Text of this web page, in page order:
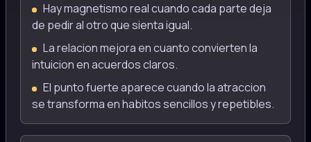
Hay magnetismo real cuando cada parte deja
de pedir al otro que sienta igual.
La relacion mejora en cuanto convierten la
intuicion en acuerdos claros.
El punto fuerte aparece cuando la atraccion
se transforma en habitos sencillos y repetibles.